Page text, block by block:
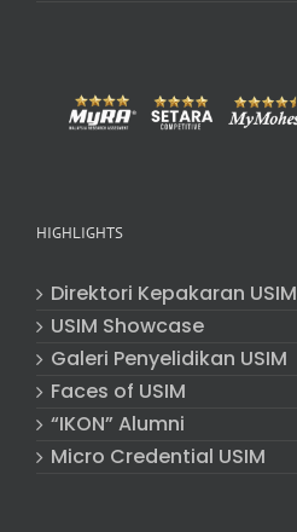
HIGHLIGHTS
Direktori Kepakaran USIM
USIM Showcase
Galeri Penyelidikan USIM
Faces of USIM
“IKON” Alumni
Micro Credential USIM